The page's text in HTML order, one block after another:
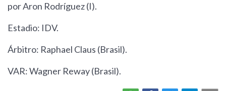
por Aron Rodríguez (I).
Estadio: IDV.
Árbitro: Raphael Claus (Brasil).
VAR: Wagner Reway (Brasil).